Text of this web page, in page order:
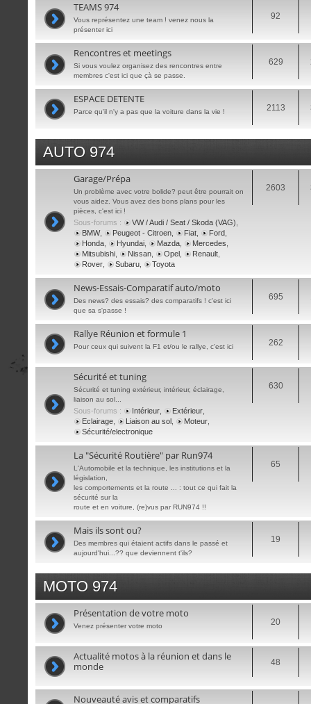
TEAMS 974
Vous représentez une team ! venez nous la
présenter ici
92
Rencontres et meetings
Si vous voulez organisez des rencontres entre
membres c'est ici que çà se passe.
629
ESPACE DETENTE
Parce qu'il n'y a pas que la voiture dans la vie ! 2113
AUTO 974
Garage/Prépa
Un problème avec votre bolide? peut être pourrait on
vous aidez. Vous avez des bons plans pour les
pièces, c'est ici !
Sous-forums : VW / Audi / Seat / Skoda (VAG)
BMW, Peugeot - Citroen Fiat Ford
Honda
Hyundai Mazda Mercedes
Mitsubishi
Nissan Opel Renault
Rover
Subaru Toyota
2603
News-Essais-Comparatif auto/moto
Des news? des essais? des comparatifs ! c'est ici
que sa s'passe !
695
Rallye Réunion et formule 1
Pour ceux qui suivent la F1 et/ou le rallye, c'est ici 262
Sécurité et tuning
Sécurité et tuning extérieur, intérieur, éclairage,
liaison au sol...
Sous-forums : Intérieur Extérieur
Eclairage
Liaison au sol Moteur
Sécurité/electronique
630
La "Sécurité Routière" par Run974
L'Automobile et la technique, les institutions et la
législation,
les comportements et la route ... : tout ce qui fait la
sécurité sur la
route et en voiture, (re)vus par RUN974 !!
65
Mais ils sont ou?
Des membres qui étaient actifs dans le passé et
aujourd'hui...?? que deviennent t'ils?
19
MOTO 974
Présentation de votre moto
Venez présenter votre moto 20
Actualité motos à la réunion et dans le
monde
48
Nouveauté avis et comparatifs